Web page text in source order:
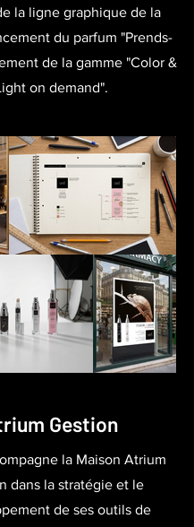
la ligne graphique de la
du parfum "Prends-
de la gamme "Color &
on demand".
Gestion
la Maison Atrium
dans la stratégie et le
de ses outils de